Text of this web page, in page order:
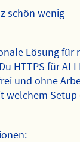
schön wenig
Lösung für
HTTPS für
und ohne
welchem Setup